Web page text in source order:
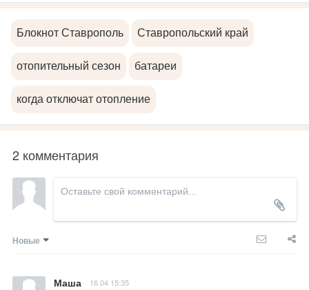
Блокнот Ставрополь Ставропольский край
отопительный сезон батареи
когда отключат отопление
2 комментария
Новые
Маша 16.04 15:35